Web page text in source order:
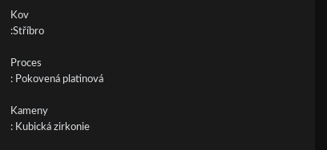
Kov
:Stříbro
Proces
: Pokovená platinová
Kameny
: Kubická zirkonie